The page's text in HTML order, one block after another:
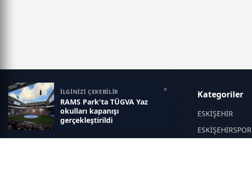
İLGİNİZİ ÇEKEBİLİR
RAMS Park'ta TÜGVA Yaz
okulları kapanışı
gerçekleştirildi
×
Eskisehir İlk Haber
Objektif haberin adresi...
Kategoriler
ESKİŞEHİR
ESKİŞEHİRSPOR